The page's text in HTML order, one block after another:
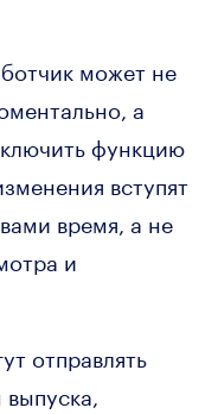
может не
а
функцию
вступят
время, а не
и
отправлять